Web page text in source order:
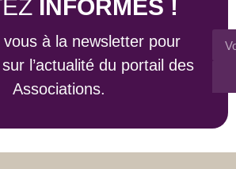
INFORMÉS !
vous à la newsletter pour
l’actualité du portail des
Associations.